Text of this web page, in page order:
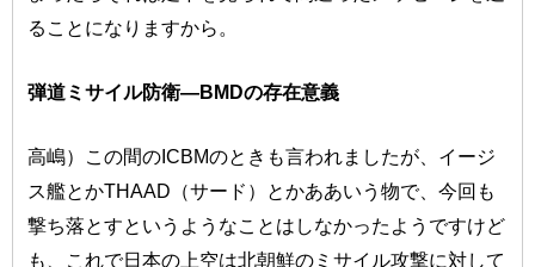
ることになりますから。
弾道ミサイル防衛―BMDの存在意義
高嶋）この間のICBMのときも言われましたが、イージ
ス艦とかTHAAD（サード）とかああいう物で、今回も
撃ち落とすというようなことはしなかったようですけど
も、これで日本の上空は北朝鮮のミサイル攻撃に対して